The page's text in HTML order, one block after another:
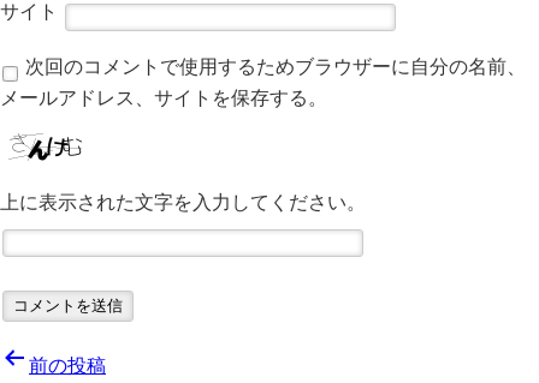
サイト
次回のコメントで使用するためブラウザーに自分の名前、
メールアドレス、サイトを保存する。
上に表示された文字を入力してください。
投 前の投稿